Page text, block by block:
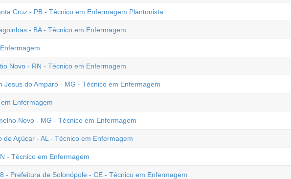
Cruz - PB - Técnico em Enfermagem Plantonista
- BA - Técnico em Enfermagem
Novo - RN - Técnico em Enfermagem
Jesus do Amparo - MG - Técnico em Enfermagem
Enfermagem
Novo - MG - Técnico em Enfermagem
Açúcar - AL - Técnico em Enfermagem
- Técnico em Enfermagem
- Prefeitura de Solonópole - CE - Técnico em Enfermagem